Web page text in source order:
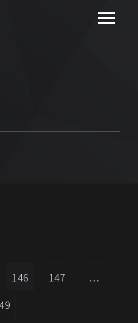
146 147
…